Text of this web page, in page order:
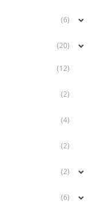
(6)
(20)
(12)
(2)
(4)
(2)
(2)
(6)